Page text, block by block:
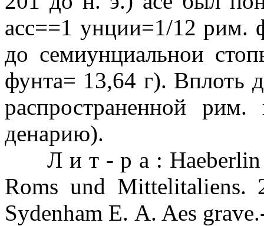
асс==1 унции=1/12 рим.
до семиунциальнои
фунта= 13,64 г). Вплоть
распространенной
денарию).
Л и т - р а : Haeberlin
Roms und
Sydenham Е. A. Aes